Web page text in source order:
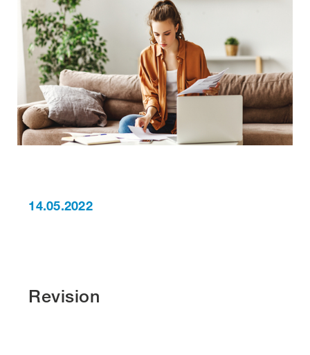
14.05.2022
Revision